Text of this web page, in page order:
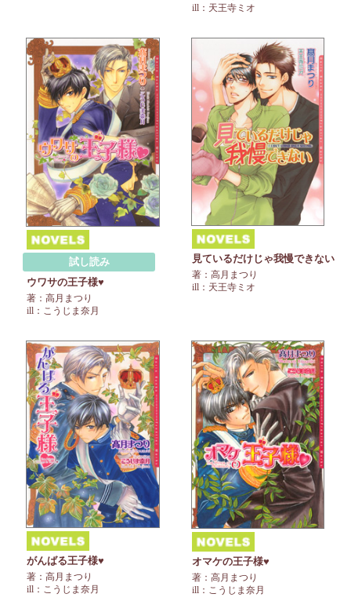
ill：天王寺ミオ
試し読み
ウワサの王子様♥
著：高月まつり
ill：こうじま奈月
見ているだけじゃ我慢できない
著：高月まつり
ill：天王寺ミオ
がんばる王子様♥
著：高月まつり
ill：こうじま奈月
オマケの王子様♥
著：高月まつり
ill：こうじま奈月